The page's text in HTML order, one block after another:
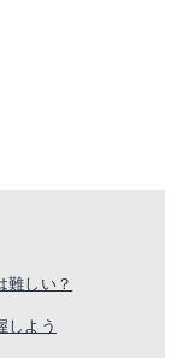
難しい？
しよう